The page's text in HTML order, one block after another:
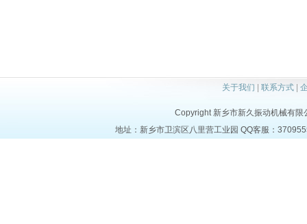
关于我们 | 联系方式|
Copyright 新乡市新久振动机械有
地址：新乡市卫滨区八里营工业园 QQ客服：